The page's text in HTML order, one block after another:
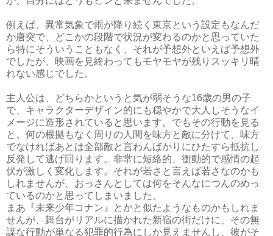
例えば、異常気象で雨が降り続く東京という設定もなんだ
か唐突で、どこかの段階で状況が変わるのかと思っていた
ら特にそういうこともなく、それが予想外といえば予想外
でしたが、映画を見終わってもモヤモヤが残りスッキリ晴
れない感じでした。
主人公は、どちらかというと気が弱そうな16歳の男の子
で、キャラクターデザイン的にも穏やかで大人しそうなイ
メージに造形されていると思います。でもその行動を見る
と、何の根拠もなく周りの人間を味方と敵に分けて、味方
でなければあとは全部敵と言わんばかりにひたすら抵抗し
反発して逃げ回ります。非常に短絡的、衝動的で感情の起
伏が激しく変化します。それが若さと言えば若さなのかも
しれませんが、おっさんとしては何をそんなにつんのめっ
ているのかと思ってしまいました。
まあ『未来少年コナン』とかと似たようなものかもしれま
せんが、舞台がリアルに描かれた新宿の街だけに、その無
謀な行動が単なる犯罪的行為にしか見えませんし、彼がそ